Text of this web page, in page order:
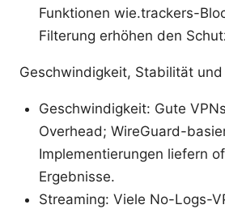
Funktionen wie.trackers-
Filterung erhöhen den
Geschwindigkeit, Stabilität
Geschwindigkeit: Gute
Overhead; WireGuard-
Implementierungen liefern
Ergebnisse.
Streaming: Viele No-Logs-